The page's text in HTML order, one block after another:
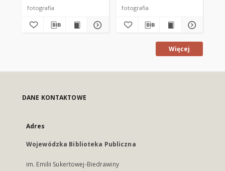
fotografia fotografia
Więcej
DANE KONTAKTOWE
Adres
Wojewódzka Biblioteka Publiczna
im. Emilii Sukertowej-Biedrawiny